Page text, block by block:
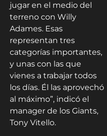
jugar en el medio del
terreno con Willy
Adames. Esas
representan tres
categorías importantes,
y unas con las que
vienes a trabajar todos
los días. Él las aprovechó
al máximo”, indicó el
manager de los Giants,
Tony Vitello.